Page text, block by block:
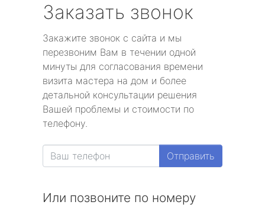
метро Театральная
метро Славянский бульвар
метро Университет
метро Текстильщики
метро Тульская
метро Тверская
Заказать звонок
Закажите звонок с сайта и мы
перезвоним Вам в течении одной
минуты для согласования времени
визита мастера на дом и более
детальной консультации решения
Вашей проблемы и стоимости по
телефону.
Отправить
Или позвоните по номеру